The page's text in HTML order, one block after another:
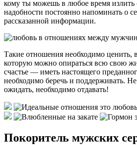
кому ты можешь в любое время излить
надобности постоянно напоминать о
рассказанной информации.
Такие отношения необходимо ценить,
которую можно опираться всю свою
счастье — иметь настоящего
необходимо беречь и поддерживать. Не
ожидать, необходимо отдавать!
Покоритель мужских